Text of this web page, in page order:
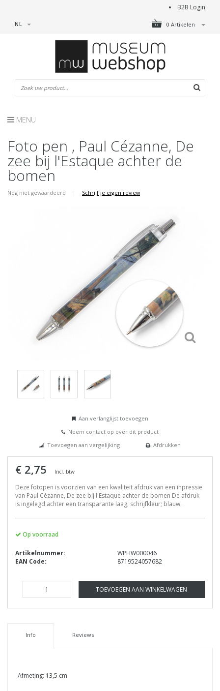
B2B Login
0 Artikelen
NL
MENU
Foto pen , Paul Cézanne, De
zee bij l'Estaque achter de
bomen
Nog niet gewaardeerd | Schrijf je eigen review
Aan verlanglijst toevoegen
Neem contact op over dit product
Toevoegen aan vergelijking
Afdrukken
€ 2,75 Incl. btw
Deze fotopen is voorzien van een kwaliteit afdruk van een inpressie
van Paul Cézanne, De zee bij l'Estaque achter de bomen De afdruk
is ingelegd achter een transparante laag, schrijfkleur; blauw.
Op voorraad
Artikelnummer:
WPHW000046
EAN Code:
8719524057682
TOEVOEGEN AAN WINKELWAGEN
Info Reviews
Afmeting: 13,5 cm